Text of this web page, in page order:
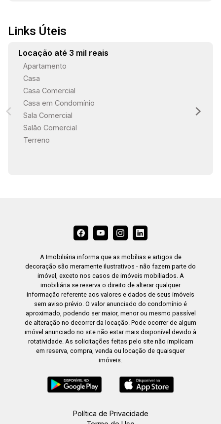
Links Úteis
Locação até 3 mil reais
Apartamento
Casa
Casa Comercial
Casa em Condomínio
Sala Comercial
Salão Comercial
Terreno
A Imobiliária informa que as mobílias e artigos de
decoração são meramente ilustrativos - não fazem parte do
imóvel, exceto nos casos de imóveis mobiliados. A
imobiliária se reserva o direito de alterar qualquer
informação referente aos valores e dados de seus imóveis
sem aviso prévio. O valor anunciado do condomínio é
aproximado, podendo ser maior, menor ou mesmo passível
de alteração no decorrer da locação. Pode ocorrer de algum
imóvel anunciado no site não estar mais disponível devido à
rotatividade. As solicitações feitas pelo site não implicam
em reserva, compra, venda ou locação de quaisquer
imóveis.
Política de Privacidade